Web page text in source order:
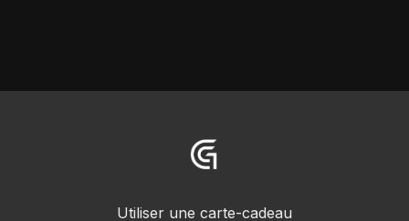
Utiliser une carte-cadeau